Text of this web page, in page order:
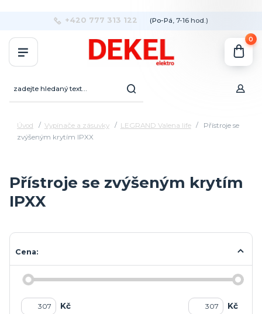
+420 777 313 122 (Po-Pá, 7-16 hod.)
0
Úvod Vypínače a zásuvky LEGRAND Valena life
Přístroje se
zvýšeným krytím IPXX
Přístroje se zvýšeným krytím
IPXX
Cena:
Kč Kč